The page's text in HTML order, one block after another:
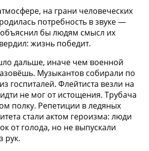
на грани человеческих
потребность в звуке —
бы людям смысл их
жизнь победит.
дальше, иначе чем военной
Музыкантов собирали по
госпиталей. Флейтиста везли на
не мог от истощения. Трубача
полку. Репетиции в ледяных
стали актом героизма: люди
от голода, но не выпускали
рук.